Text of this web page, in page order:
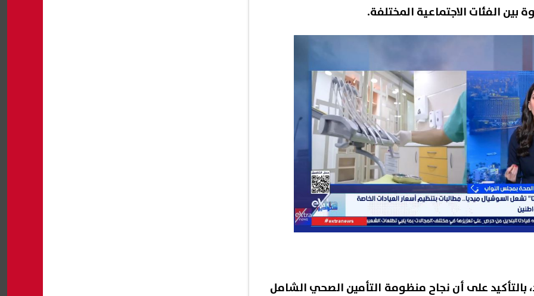
بين الفئات الاجتماعية المختلفة.
بالتأكيد على أن نجاح منظومة التأمين الصحي الشامل